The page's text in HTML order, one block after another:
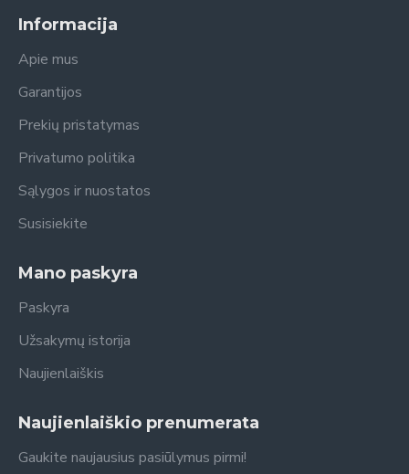
Informacija
Apie mus
Garantijos
Prekių pristatymas
Privatumo politika
Sąlygos ir nuostatos
Susisiekite
Mano paskyra
Paskyra
Užsakymų istorija
Naujienlaiškis
Naujienlaiškio prenumerata
Gaukite naujausius pasiūlymus pirmi!